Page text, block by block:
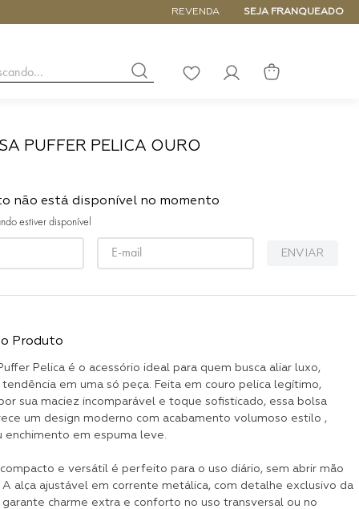
5% de DESCONTO NA PRIMEIRA
REVENDA SEJA FRANQUEADO
PEQUENA
MÉDIA
LISTA
DE
PUFFER PELICA OURO
não está disponível no momento
estiver disponível
ENVIAR
Produto
Pelica é o acessório ideal para quem busca aliar luxo,
em uma só peça. Feita em couro pelica legítimo,
sua maciez incomparável e toque sofisticado, essa bolsa
um design moderno com acabamento volumoso estilo ,
enchimento em espuma leve.
e versátil é perfeito para o uso diário, sem abrir mão
A alça ajustável em corrente metálica, com detalhe exclusivo da
garante charme extra e conforto no uso transversal ou no